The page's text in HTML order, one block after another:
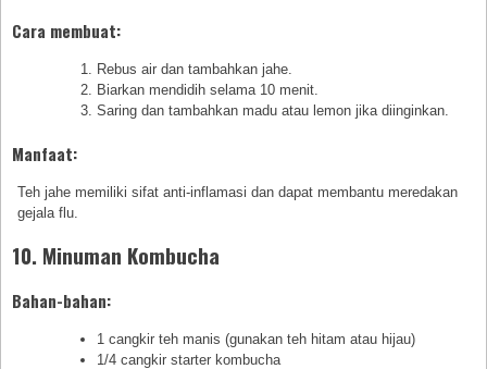
Cara membuat:
Rebus air dan tambahkan jahe.
Biarkan mendidih selama 10 menit.
Saring dan tambahkan madu atau lemon jika diinginkan.
Manfaat:
Teh jahe memiliki sifat anti-inflamasi dan dapat membantu meredakan
gejala flu.
10. Minuman Kombucha
Bahan-bahan:
1 cangkir teh manis (gunakan teh hitam atau hijau)
1/4 cangkir starter kombucha